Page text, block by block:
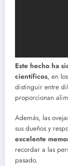
Este hecho ha
científicos, en
distinguir entre
proporcionan
Además, las
sus dueños y
excelente
recordar a las
pasado.